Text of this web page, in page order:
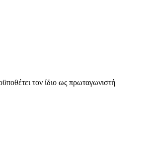
τον ίδιο ως πρωταγωνιστή